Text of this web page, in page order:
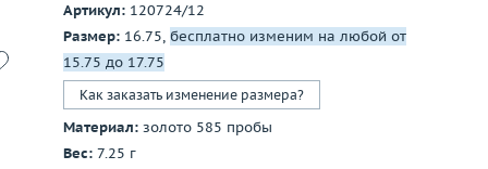
Показать все
Артикул: 120724/12
Размер: 16.75, бесплатно изменим на любой от
15.75 до 17.75
Как заказать изменение размера?
Материал: золото 585 пробы
Вес: 7.25 г